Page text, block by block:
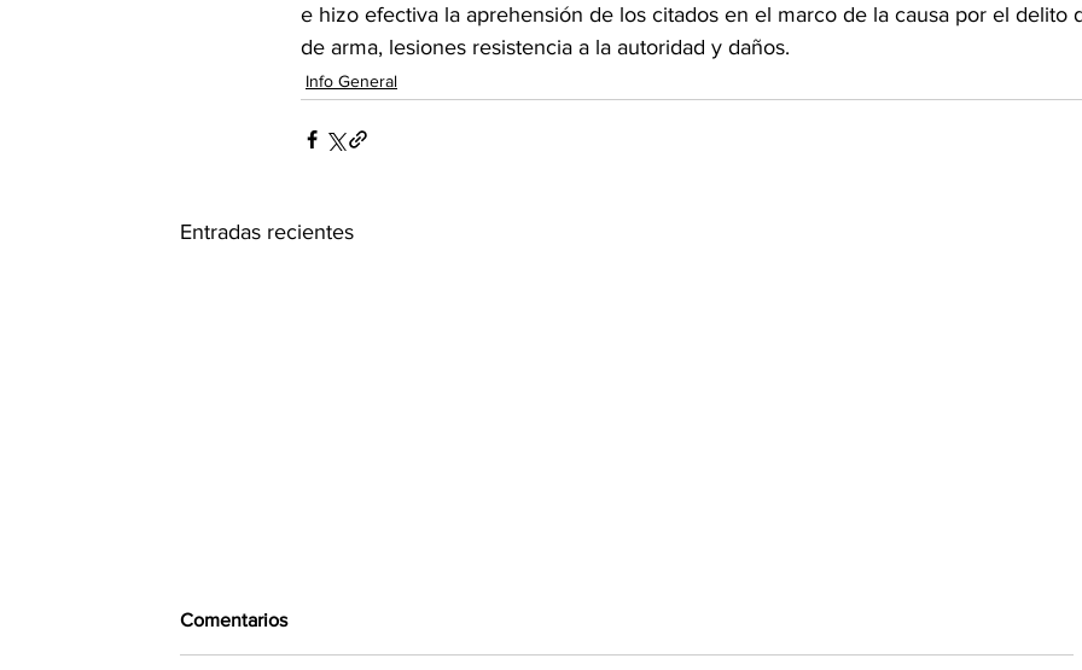
e hizo efectiva la aprehensión de los citados en el marco de la causa por el delito
de arma, lesiones resistencia a la autoridad y daños.
Info General
Entradas recientes
Comentarios